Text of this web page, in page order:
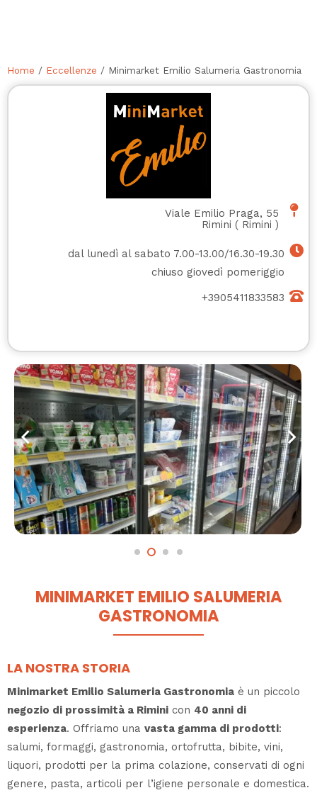
Home / Eccellenze / Minimarket Emilio Salumeria Gastronomia
Viale Emilio Praga, 55
Rimini ( Rimini )
dal lunedì al sabato 7.00-13.00/16.30-19.30
chiuso giovedì pomeriggio
+3905411833583
MINIMARKET EMILIO SALUMERIA
GASTRONOMIA
LA NOSTRA STORIA
Minimarket Emilio Salumeria Gastronomia è un piccolo
negozio di prossimità a Rimini con 40 anni di
esperienza. Offriamo una vasta gamma di prodotti:
salumi, formaggi, gastronomia, ortofrutta, bibite, vini,
liquori, prodotti per la prima colazione, conservati di ogni
genere, pasta, articoli per l’igiene personale e domestica.